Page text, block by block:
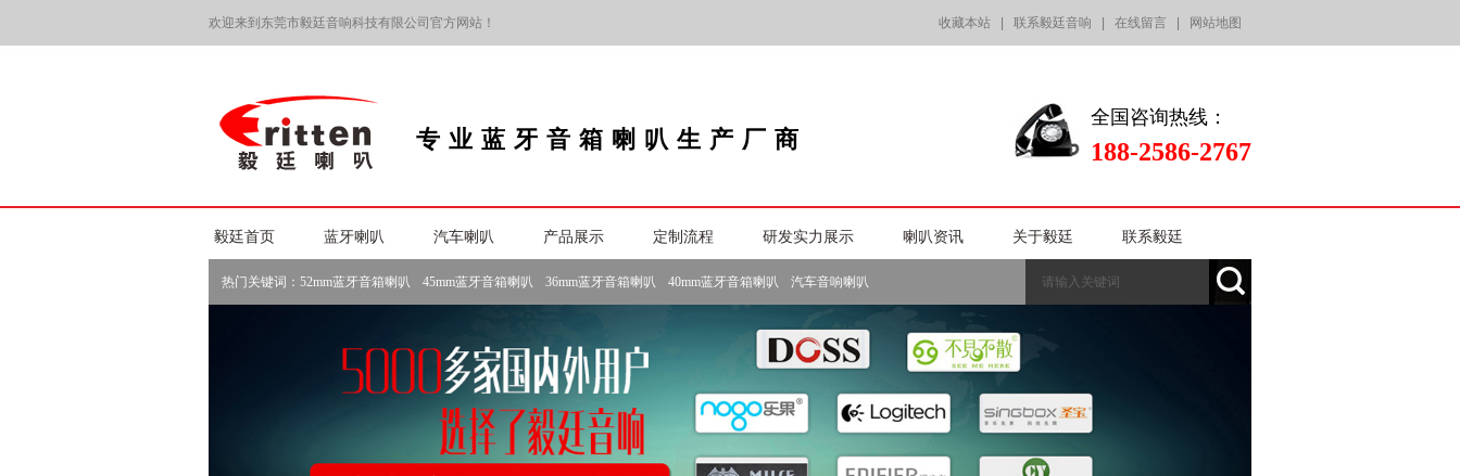
收藏本站 联系毅廷音响 在线留言 网站地图
欢迎来到东莞市毅廷音响科技有限公司官方网站！
全国咨询热线：
188-2586-2767
专业蓝牙音箱喇叭生产厂商
毅廷首页 蓝牙喇叭 汽车喇叭 产品展示 定制流程 研发实力展示 喇叭资讯 关于毅廷 联系毅廷
热门关键词： 52mm蓝牙音箱喇叭 45mm蓝牙音箱喇叭 36mm蓝牙音箱喇叭 40mm蓝牙音箱喇叭 汽车音响喇叭